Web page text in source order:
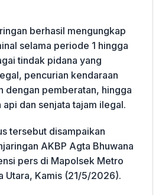
berhasil mengungkap
selama periode 1 hingga
tindak pidana yang
pencurian kendaraan
dengan pemberatan, hingga
dan senjata tajam ilegal.
tersebut disampaikan
AKBP Agta Bhuwana
pers di Mapolsek Metro
Utara, Kamis (21/5/2026).